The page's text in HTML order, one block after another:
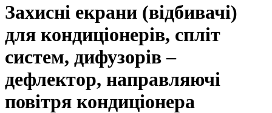
Захисні екрани (відбивачі)
для кондиціонерів, спліт
систем, дифузорів –
дефлектор, направляючі
повітря кондиціонера